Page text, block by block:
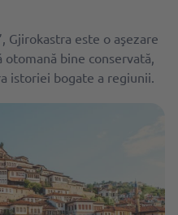
Gjirokastra este o aşezare
bine conservată,
istoriei bogate a regiunii.